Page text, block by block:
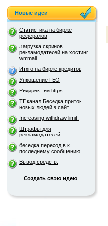
Новые идеи
Статистика на бирже
рефералов
Загрузка скринов
рекламодателей на хостинг
wmmail
Итого на бирже кредитов
Упрощение ГЕО
Редирект на https
ТГ канал Беседка приток
новых людей в сайт
Increasing withdraw limit.
Штрафы для
рекламодателей.
беседка переход в к
последнему сообщению
Вывод средств.
Создать свою идею